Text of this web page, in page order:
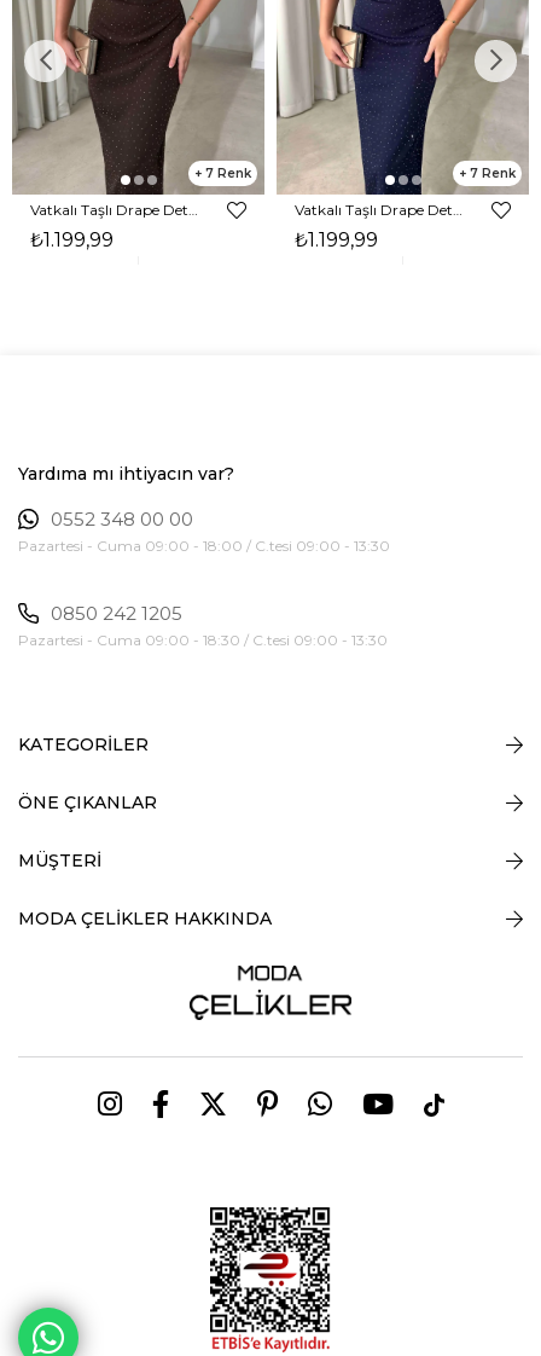
7
₺1.199,99
7
₺1.199,99
Yardıma mı ihtiyacın var?
0552 348 00 00
Pazartesi - Cuma 09:00 - 18:00 / C.tesi 09:00 - 13:30
0850 242 1205
Pazartesi - Cuma 09:00 - 18:30 / C.tesi 09:00 - 13:30
KATEGORİLER
ÖNE ÇIKANLAR
MÜŞTERİ
MODA ÇELİKLER HAKKINDA